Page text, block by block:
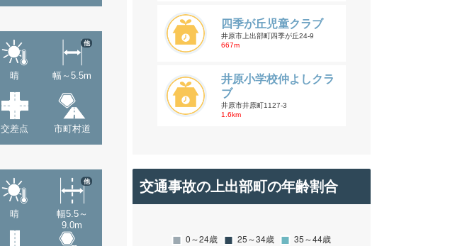
晴 幅～5.5m
他
交差点 市町村道
晴
幅5.5～
9.0m
他
四季が丘児童クラブ
井原市上出部町四季が丘24-9
667m
井原小学校仲よしクラ
ブ
井原市井原町1127-3
1.6km
交通事故の上出部町の年齢割合